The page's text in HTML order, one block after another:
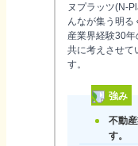
ヌプラッツ(N-
んなが集う明
産業界経験30
共に考えさせて
す。
強み
不動
す。